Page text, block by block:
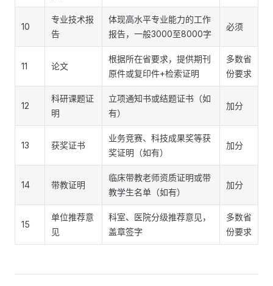
10
专业技术报
告
体现高水平专业能力的工作
报告，一般3000至8000字
必须
11 论文
根据所在省要求，提供期刊
原件或复印件+检索证明
多数省
份要求
12
科研课题证
明
立项通知书或结题证书（如
有）
加分
13 获奖证书
业务竞赛、科技成果奖等获
奖证明（如有）
加分
14 带教证明
临床带教老师资质证明或带
教学生名单（如有）
加分
15
单位推荐意
见
科室、医院分级推荐意见，
盖章签字
多数省
份要求